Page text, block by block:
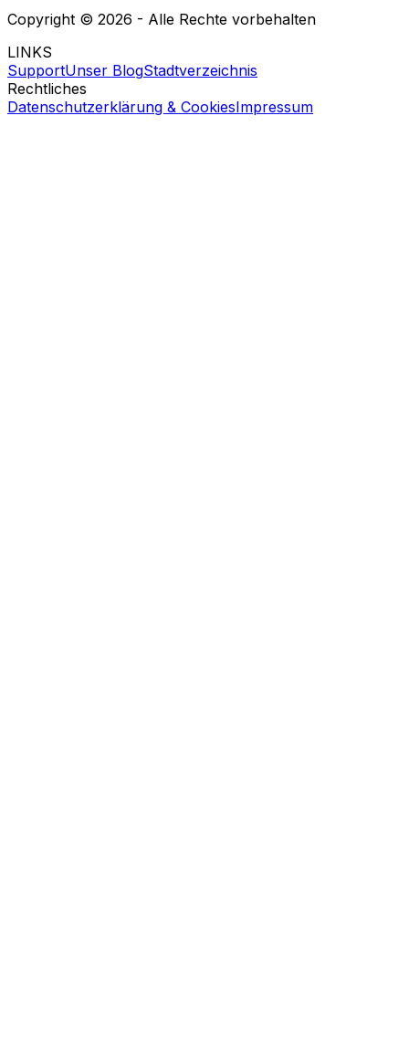
Copyright © 2026 - Alle Rechte vorbehalten
LINKS
SupportUnser BlogStadtverzeichnis
Rechtliches
Datenschutzerklärung & CookiesImpressum